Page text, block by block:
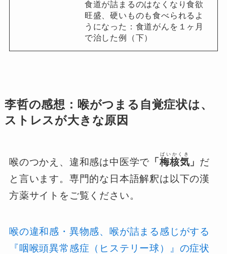
食道が詰まるのはなくなり食欲
旺盛、硬いものも食べられるよ
うになった：食道がんを１ヶ月
で治した例（下）
李哲の感想：喉がつまる自覚症状は、
ストレスが大きな原因
喉のつかえ、違和感は中医学で 「梅核気
ばいかくき
」 だ
と言います。専門的な日本語解釈は以下の漢
方薬サイトをご覧ください。
喉の違和感・異物感、喉が詰まる感じがする
『咽喉頭異常感症（ヒステリー球）』の症状